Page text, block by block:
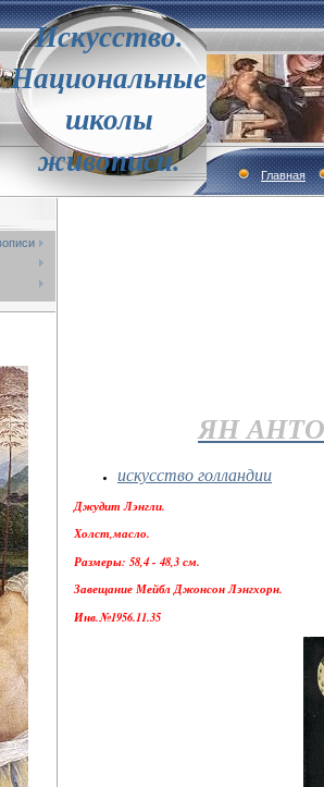
Искусство.
Национальные
школы
живописи.
Главная
ЯН
искусство голландии
Джудит Лэнгли.
Холст,масло.
Размеры: 58,4 - 48,3 см.
Завещание Мейбл Джонсон Лэнгхорн.
Инв.№1956.11.35